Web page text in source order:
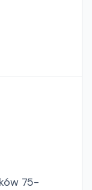
75-